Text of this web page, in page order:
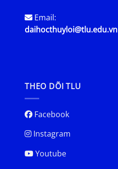
Email:
daihocthuyloi@tlu.edu.vn
THEO DÕI TLU
Facebook
Instagram
Youtube